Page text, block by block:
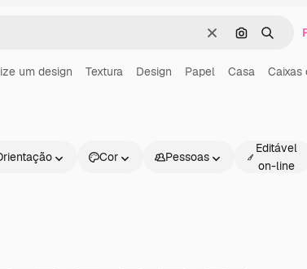
LimparPesquisar
Buscar
um design Textura Design Papel Casa Caixas
Cor Pessoas
Editável
on-line